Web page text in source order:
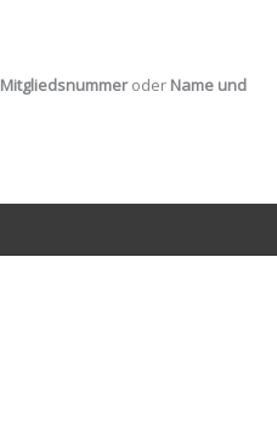
Mitgliedsnummeroder Name und